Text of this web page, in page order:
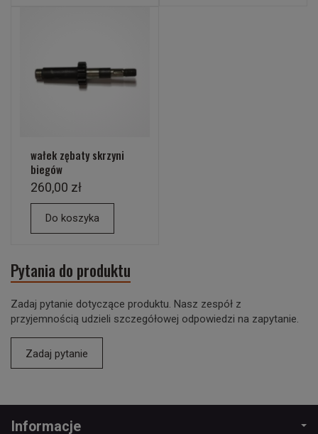
wałek zębaty skrzyni
biegów
260,00 zł
Do koszyka
Pytania do produktu
Zadaj pytanie dotyczące produktu. Nasz zespół z
przyjemnością udzieli szczegółowej odpowiedzi na zapytanie.
Zadaj pytanie
Informacje